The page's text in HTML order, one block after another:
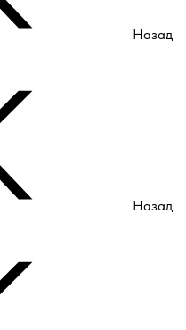
Назад
Назад